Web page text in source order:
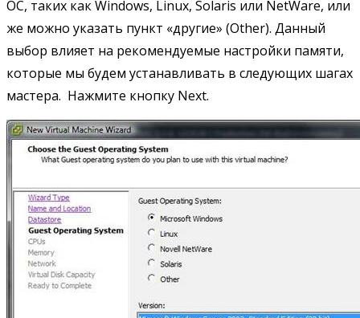
ОС, таких как Windows, Linux, Solaris или NetWare, или
же можно указать пункт «другие» (Other). Данный
выбор влияет на рекомендуемые настройки памяти,
которые мы будем устанавливать в следующих шагах
мастера. Нажмите кнопку Next.